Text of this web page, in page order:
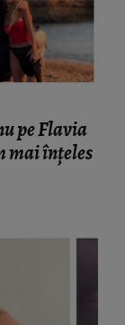
pe Flavia
mai înțeles